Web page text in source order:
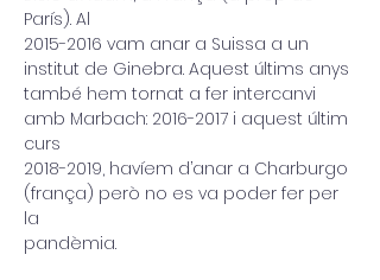
París). Al
2015-2016 vam anar a Suissa a un
institut de Ginebra. Aquest últims anys
també hem tornat a fer intercanvi
amb Marbach: 2016-2017 i aquest últim
curs
2018-2019, havíem d’anar a Charburgo
(frança) però no es va poder fer per
la
pandèmia.